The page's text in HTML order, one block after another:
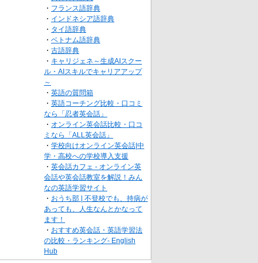
・ フランス語辞典
・ インドネシア語辞典
・ タイ語辞典
・ ベトナム語辞典
・ 古語辞典
・ キャリジェネ～生成AIスクー
ル・AIスキルでキャリアアップ
～
・ 英語の質問箱
・ 英語コーチング比較・口コミ
なら「忍者英会話」
・ オンライン英会話比較・口コ
ミなら「ALL英会話」
・ 学校向けオンライン英会話|中
学・高校への学校導入支援
・ 英会話カフェ - オンライン英
会話や英会話教室を解説！みん
なの英語学習サイト
・ おうち部 | 不登校でも、持病が
あっても、人生なんとかなって
ます！
・ おすすめ英会話・英語学習法
の比較・ランキング- English
Hub